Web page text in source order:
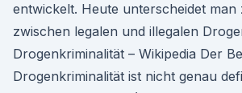
entwickelt. Heute unterscheidet man
zwischen legalen und illegalen
Drogenkriminalität – Wikipedia Der
Drogenkriminalität ist nicht genau